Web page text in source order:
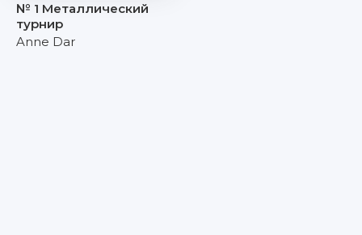
№ 1 Металлический
турнир
Anne Dar